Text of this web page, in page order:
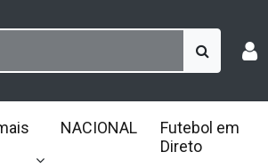
NACIONAL
Futebol em
Direto